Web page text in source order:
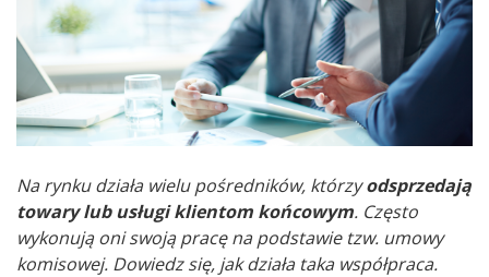
Na rynku działa wielu pośredników, którzyodsprzedają
towary lub usługi klientom końcowym. Często
wykonują oni swoją pracę na podstawie tzw. umowy
komisowej. Dowiedz się, jak działa taka współpraca.